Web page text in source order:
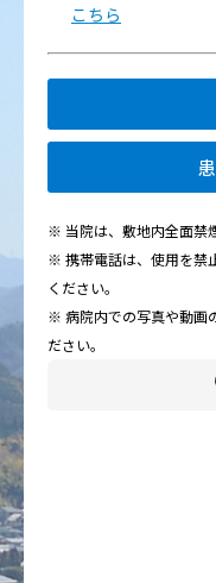
こちら
※ 当院は、敷地内全面禁
※ 携帯電話は、使用を禁
ください。
※ 病院内での写真や動画
ださい。